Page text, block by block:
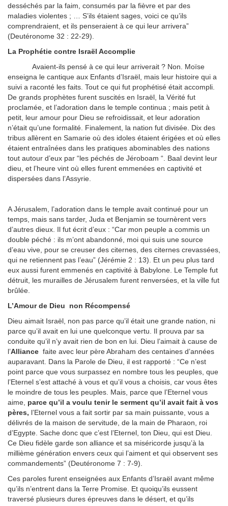
desséchés par la faim, consumés par la fièvre et par des
maladies violentes ; … S’ils étaient sages, voici ce qu’ils
comprendraient, et ils penseraient à ce qui leur arrivera”
(Deutéronome 32 : 22-29).
La Prophétie contre Israël Accomplie
Avaient-ils pensé à ce qui leur arriverait ? Non. Moïse
enseigna le cantique aux Enfants d’Israël, mais leur histoire qui a
suivi a raconté les faits. Tout ce qui fut prophétisé était accompli.
De grands prophètes furent suscités en Israël, la Vérité fut
proclamée, et l’adoration dans le temple continua ; mais petit à
petit, leur amour pour Dieu se refroidissait, et leur adoration
n’était qu’une formalité. Finalement, la nation fut divisée. Dix des
tribus allèrent en Samarie où des idoles étaient érigées et où elles
étaient entraînées dans les pratiques abominables des nations
tout autour d’eux par “les péchés de Jéroboam “. Baal devint leur
dieu, et l’heure vint où elles furent emmenées en captivité et
dispersées dans l’Assyrie.
A Jérusalem, l’adoration dans le temple avait continué pour un
temps, mais sans tarder, Juda et Benjamin se tournèrent vers
d’autres dieux. Il fut écrit d’eux : “Car mon peuple a commis un
double péché : ils m’ont abandonné, moi qui suis une source
d’eau vive, pour se creuser des citernes, des citernes crevassées,
qui ne retiennent pas l’eau” (Jérémie 2 : 13). Et un peu plus tard
eux aussi furent emmenés en captivité à Babylone. Le Temple fut
détruit, les murailles de Jérusalem furent renversées, et la ville fut
brûlée.
L’Amour de Dieu non Récompensé
Dieu aimait Israël, non pas parce qu’il était une grande nation, ni
parce qu’il avait en lui une quelconque vertu. Il prouva par sa
conduite qu’il n’y avait rien de bon en lui. Dieu l’aimait à cause de
l’Alliance faite avec leur père Abraham des centaines d’années
auparavant. Dans la Parole de Dieu, il est rapporté : “Ce n’est
point parce que vous surpassez en nombre tous les peuples, que
l’Eternel s’est attaché à vous et qu’il vous a choisis, car vous êtes
le moindre de tous les peuples. Mais, parce que l’Eternel vous
aime, parce qu’il a voulu tenir le serment qu’il avait fait à vos
pères, l’Eternel vous a fait sortir par sa main puissante, vous a
délivrés de la maison de servitude, de la main de Pharaon, roi
d’Egypte. Sache donc que c’est l’Eternel, ton Dieu, qui est Dieu.
Ce Dieu fidèle garde son alliance et sa miséricorde jusqu’à la
millième génération envers ceux qui l’aiment et qui observent ses
commandements” (Deutéronome 7 : 7-9).
Ces paroles furent enseignées aux Enfants d’Israël avant même
qu’ils n’entrent dans la Terre Promise. Et quoiqu’ils eussent
traversé plusieurs dures épreuves dans le désert, et qu’ils